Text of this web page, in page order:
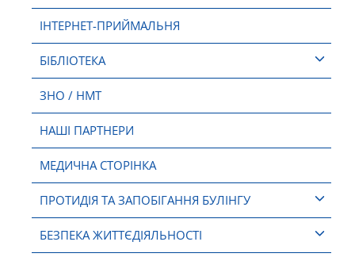
ІНТЕРНЕТ-ПРИЙМАЛЬНЯ
БІБЛІОТЕКА
ЗНО / НМТ
НАШІ ПАРТНЕРИ
МЕДИЧНА СТОРІНКА
ПРОТИДІЯ ТА ЗАПОБІГАННЯ БУЛІНГУ
БЕЗПЕКА ЖИТТЄДІЯЛЬНОСТІ